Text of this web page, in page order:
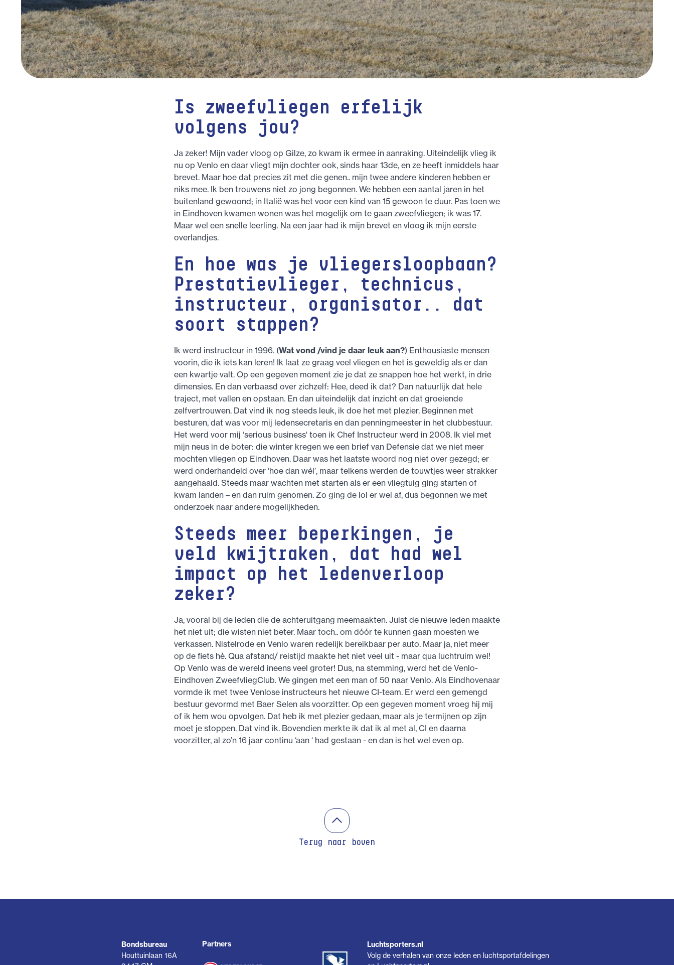
Is zweefvliegen erfelijk
volgens jou?
Ja zeker! Mijn vader vloog op Gilze, zo kwam ik ermee in aanraking. Uiteindelijk vlieg ik
nu op Venlo en daar vliegt mijn dochter ook, sinds haar 13de, en ze heeft inmiddels haar
brevet. Maar hoe dat precies zit met die genen.. mijn twee andere kinderen hebben er
niks mee. Ik ben trouwens niet zo jong begonnen. We hebben een aantal jaren in het
buitenland gewoond; in Italië was het voor een kind van 15 gewoon te duur. Pas toen we
in Eindhoven kwamen wonen was het mogelijk om te gaan zweefvliegen; ik was 17.
Maar wel een snelle leerling. Na een jaar had ik mijn brevet en vloog ik mijn eerste
overlandjes.
En hoe was je vliegersloopbaan?
Prestatievlieger, technicus,
instructeur, organisator.. dat
soort stappen?
Ik werd instructeur in 1996. (Wat vond /vind je daar leuk aan?) Enthousiaste mensen
voorin, die ik iets kan leren! Ik laat ze graag veel vliegen en het is geweldig als er dan
een kwartje valt. Op een gegeven moment zie je dat ze snappen hoe het werkt, in drie
dimensies. En dan verbaasd over zichzelf: Hee, deed ík dat? Dan natuurlijk dat hele
traject, met vallen en opstaan. En dan uiteindelijk dat inzicht en dat groeiende
zelfvertrouwen. Dat vind ik nog steeds leuk, ik doe het met plezier. Beginnen met
besturen, dat was voor mij ledensecretaris en dan penningmeester in het clubbestuur.
Het werd voor mij ‘serious business' toen ik Chef Instructeur werd in 2008. Ik viel met
mijn neus in de boter: die winter kregen we een brief van Defensie dat we niet meer
mochten vliegen op Eindhoven. Daar was het laatste woord nog niet over gezegd; er
werd onderhandeld over ‘hoe dan wél’, maar telkens werden de touwtjes weer strakker
aangehaald. Steeds maar wachten met starten als er een vliegtuig ging starten of
kwam landen – en dan ruim genomen. Zo ging de lol er wel af, dus begonnen we met
onderzoek naar andere mogelijkheden.
Steeds meer beperkingen, je
veld kwijtraken, dat had wel
impact op het ledenverloop
zeker?
Ja, vooral bij de leden die de achteruitgang meemaakten. Juist de nieuwe leden maakte
het niet uit; die wisten niet beter. Maar toch.. om dóór te kunnen gaan moesten we
verkassen. Nistelrode en Venlo waren redelijk bereikbaar per auto. Maar ja, niet meer
op de fiets hè. Qua afstand/ reistijd maakte het niet veel uit - maar qua luchtruim wel!
Op Venlo was de wereld ineens veel groter! Dus, na stemming, werd het de Venlo-
Eindhoven ZweefvliegClub. We gingen met een man of 50 naar Venlo. Als Eindhovenaar
vormde ik met twee Venlose instructeurs het nieuwe CI-team. Er werd een gemengd
bestuur gevormd met Baer Selen als voorzitter. Op een gegeven moment vroeg hij mij
of ik hem wou opvolgen. Dat heb ik met plezier gedaan, maar als je termijnen op zijn
moet je stoppen. Dat vind ik. Bovendien merkte ik dat ik al met al, CI en daarna
voorzitter, al zo’n 16 jaar continu ‘aan ‘ had gestaan - en dan is het wel even op.
Terug naar boven
Bondsbureau
Houttuinlaan 16A
Partners Luchtsporters.nl
Volg de verhalen van onze leden en luchtsportafdelingen